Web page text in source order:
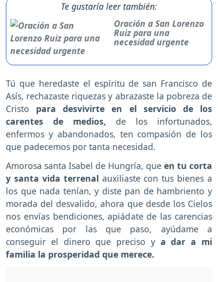
Te gustaría leer también:
Oración a San Lorenzo
Ruiz para una
necesidad urgente
Tú que heredaste el espíritu de san Francisco de
Asís, rechazaste riquezas y abrazaste la pobreza de
Cristo para desvivirte en el servicio de los
carentes de medios, de los infortunados,
enfermos y abandonados, ten compasión de los
que padecemos por tanta necesidad.
Amorosa santa Isabel de Hungría, que en tu corta
y santa vida terrenal auxiliaste con tus bienes a
los que nada tenían, y diste pan de hambriento y
morada del desvalido, ahora que desde los Cielos
nos envías bendiciones, apiádate de las carencias
económicas por las que paso, ayúdame a
conseguir el dinero que preciso ya dar a mi
familia la prosperidad que merece.